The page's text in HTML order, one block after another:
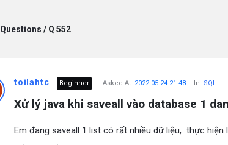
Questions / Q 552
toilahtc Beginner Asked At: 2022-05-24 21:48 In: SQL
Xử lý java khi saveall vào database 1
Em đang saveall 1 list có rất nhiều dữ liệu, thực